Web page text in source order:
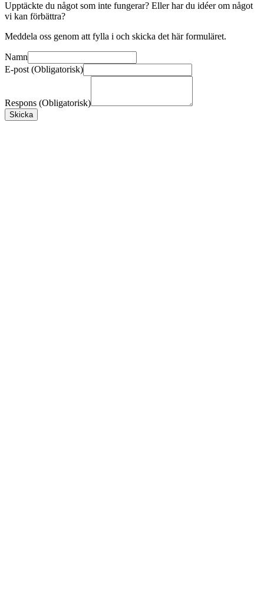
Upptäckte du något som inte fungerar? Eller har du idéer om något
vi kan förbättra?
Meddela oss genom att fylla i och skicka det här formuläret.
Namn
E-post (Obligatorisk)
Respons (Obligatorisk)
Skicka